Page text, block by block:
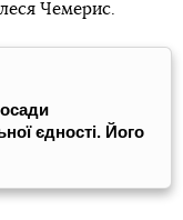
Чемерис.
єдності. Його